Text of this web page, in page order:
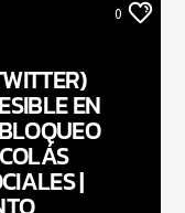
0
EN
|